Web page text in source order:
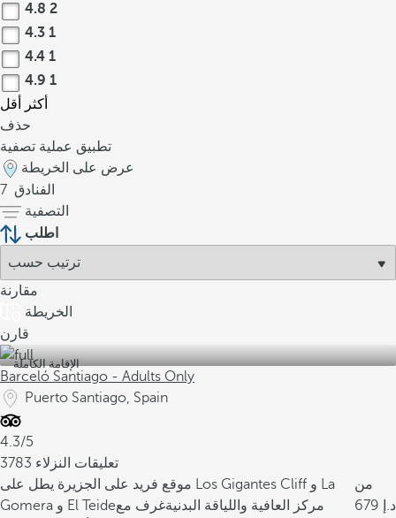
4.8 2
4.3 1
4.4 1
4.9 1
أكثر
أقل
حذف
تطبيق عملية تصفية
عرض على الخريطة
7 الفنادق
التصفية
اطلب
مقارنة
الخريطة
قارن
الإقامة الكاملة
Barceló Santiago - Adults Only
Puerto Santiago, Spain
4.3/5
3783 تعليقات النزلاء
موقع فريد على الجزيرة يطل على Los Gigantes Cliff و La
Gomera و El Teide
مركز العافية واللياقة البدنيةغرف مع
من
679